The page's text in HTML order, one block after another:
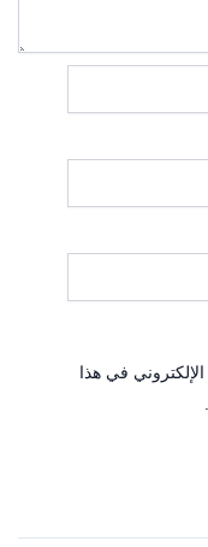
في هذا